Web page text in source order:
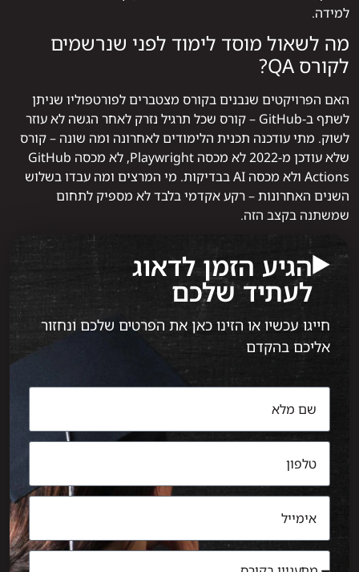
למידה.
מה לשאול מוסד לימוד לפני שנרשמים
לקורס QA?
האם הפרויקטים שנבנים בקורס מצטברים לפורטפוליו שניתן
לשתף ב-GitHub – קורס שכל תרגיל נזרק לאחר הגשה לא עוזר
לשוק. מתי עודכנה תכנית הלימודים לאחרונה ומה שונה – קורס
שלא עודכן מ-2022 לא מכסה Playwright, לא מכסה GitHub
Actions ולא מכסה AI בבדיקות. מי המרצים ומה עבדו בשלוש
השנים האחרונות – רקע אקדמי בלבד לא מספיק לתחום
שמשתנה בקצב הזה.
הגיע הזמן לדאוג
לעתיד שלכם
חייגו עכשיו או הזינו כאן את הפרטים שלכם ונחזור
אליכם בהקדם